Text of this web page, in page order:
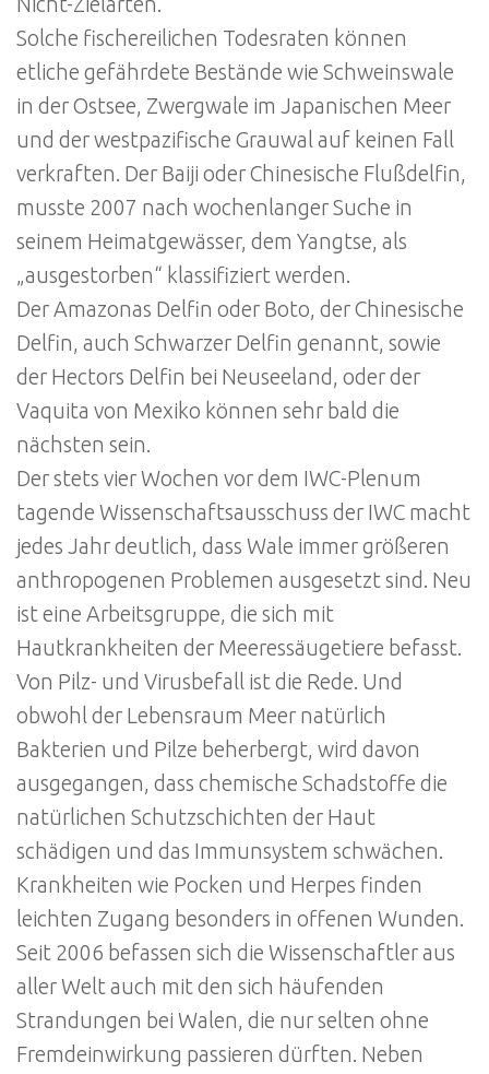
Solche fischereilichen Todesraten können
etliche gefährdete Bestände wie Schweinswale
in der Ostsee, Zwergwale im Japanischen Meer
und der westpazifische Grauwal auf keinen Fall
verkraften. Der Baiji oder Chinesische Flußdelfin,
musste 2007 nach wochenlanger Suche in
seinem Heimatgewässer, dem Yangtse, als
„ausgestorben“ klassifiziert werden.
Der Amazonas Delfin oder Boto, der Chinesische
Delfin, auch Schwarzer Delfin genannt, sowie
der Hectors Delfin bei Neuseeland, oder der
Vaquita von Mexiko können sehr bald die
nächsten sein.
Der stets vier Wochen vor dem IWC-Plenum
tagende Wissenschaftsausschuss der IWC macht
jedes Jahr deutlich, dass Wale immer größeren
anthropogenen Problemen ausgesetzt sind. Neu
ist eine Arbeitsgruppe, die sich mit
Hautkrankheiten der Meeressäugetiere befasst.
Von Pilz- und Virusbefall ist die Rede. Und
obwohl der Lebensraum Meer natürlich
Bakterien und Pilze beherbergt, wird davon
ausgegangen, dass chemische Schadstoffe die
natürlichen Schutzschichten der Haut
schädigen und das Immunsystem schwächen.
Krankheiten wie Pocken und Herpes finden
leichten Zugang besonders in offenen Wunden.
Seit 2006 befassen sich die Wissenschaftler aus
aller Welt auch mit den sich häufenden
Strandungen bei Walen, die nur selten ohne
Fremdeinwirkung passieren dürften. Neben